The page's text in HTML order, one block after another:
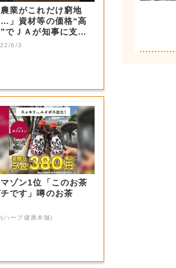
農業がこれだけ窮地
」資材等の価格“高
でＪＡが知事に支援
【岡山】
6/3
ゾン1位「このお茶
です」噂のお茶
ハーブ健康本舗)